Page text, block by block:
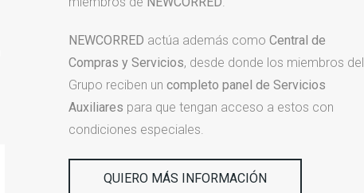
NEWCORRED actúa además como Central de
Compras y Servicios, desde donde los miembros del
Grupo reciben un completo panel de Servicios
Auxiliares para que tengan acceso a estos con
condiciones especiales.
QUIERO MÁS INFORMACIÓN